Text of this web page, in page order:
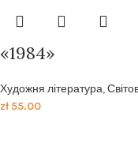
«1984»
Художня література,
zł 55.00